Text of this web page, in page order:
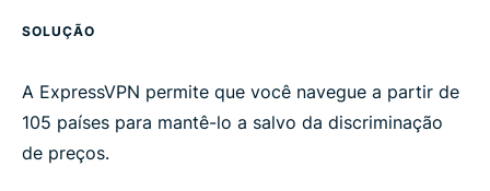
SOLUÇÃO
A ExpressVPN permite que você navegue a partir de
105 países para mantê-lo a salvo da discriminação
de preços.